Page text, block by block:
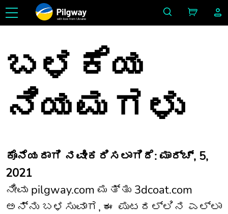
with love from Ukraine
ಬಳಕೆಯ
ನಿಯಮಗಳು
ಕೊನೆಯದಾಗಿ ನವೀಕರಿಸಲಾಗಿದೆ: ಮಾರ್ಚ್, 5,
2021
ನೀವು pilgway.com ಮತ್ತು 3dcoat.com
ಅನ್ನು ಬಳಸುವಾಗ, ಈ ಪುಟದಲ್ಲಿನ ಎಲ್ಲಾ